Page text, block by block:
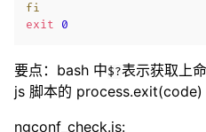
fi
exit
0
要点：bash 中$?表示获取上
js 脚本的
ngconf_check.js: